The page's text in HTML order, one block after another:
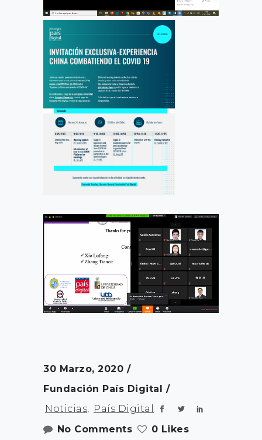
30 Marzo, 2020
Fundación País Digital
Noticias, País Digital
No Comments
0 Likes